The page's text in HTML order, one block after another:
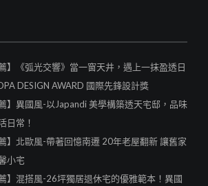
】《弧光交響》當一窗天井，遇上一抹盈透日
DESIGN AWARD 國際先鋒設計獎
】異國風-以Japandi 美學構築透天宅邸，品味
日常！
】北歐風-帶著回憶南遷 20年老屋翻新 讓舊家
小宅
】混搭風-26坪獨居退休宅的優雅範本！異國